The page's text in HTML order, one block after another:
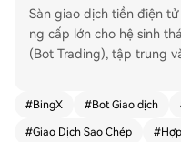
Sàn giao dịch tiền điện
ng cấp lớn cho hệ sinh
(Bot Trading), tập trung
ải thiện tính linh hoạt,
minh bạch cho nhà giao
#BingX #Bot Giao dịch
#Giao Dịch Sao Chép #